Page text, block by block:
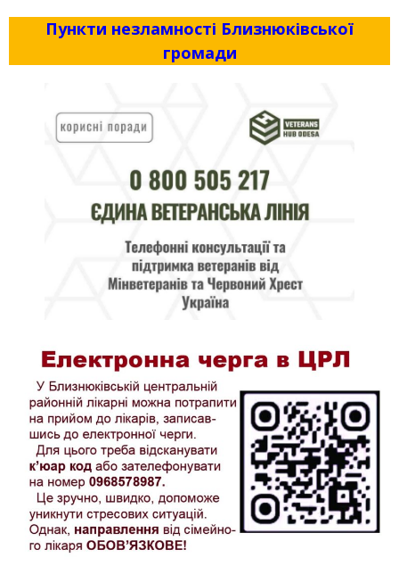
Пункти незламності Близнюківської
громади